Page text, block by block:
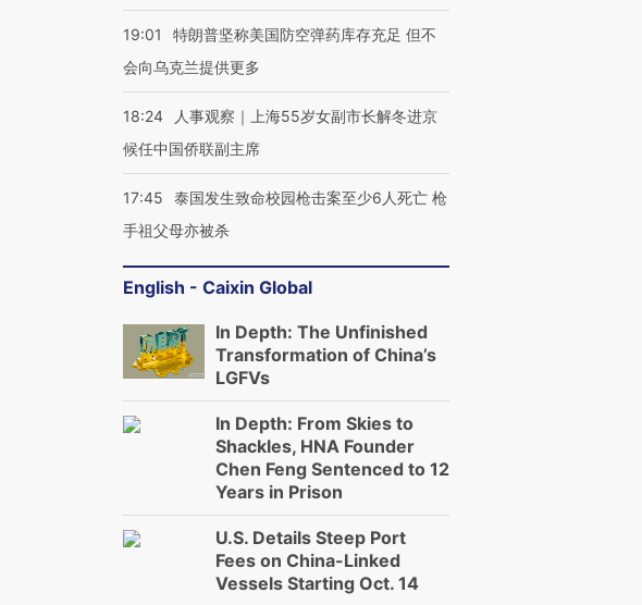
19:01
特朗普坚称美国防空弹药库存充足 但不
会向乌克兰提供更多
18:24
人事观察｜上海55岁女副市长解冬进京
候任中国侨联副主席
17:45
泰国发生致命校园枪击案至少6人死亡 枪
手祖父母亦被杀
English - Caixin Global
In Depth: The Unfinished
Transformation of China’s
LGFVs
In Depth: From Skies to
Shackles, HNA Founder
Chen Feng Sentenced to 12
Years in Prison
U.S. Details Steep Port
Fees on China-Linked
Vessels Starting Oct. 14